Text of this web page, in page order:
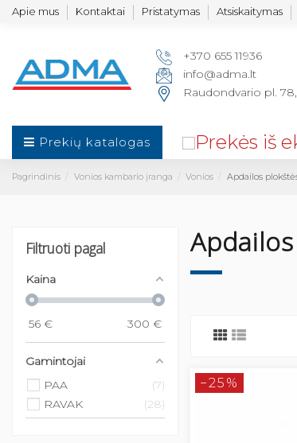
Apie mus Kontaktai Pristatymas Atsiskaitymas
+370 655 11936
info@adma.lt
Raudondvario pl.
Prekių katalogas
Pagrindinis Vonios kambario įranga Vonios Apdailos
−25%
Filtruoti pagal
Kaina
56 € 300 €
Gamintojai
PAA
7
RAVAK
28